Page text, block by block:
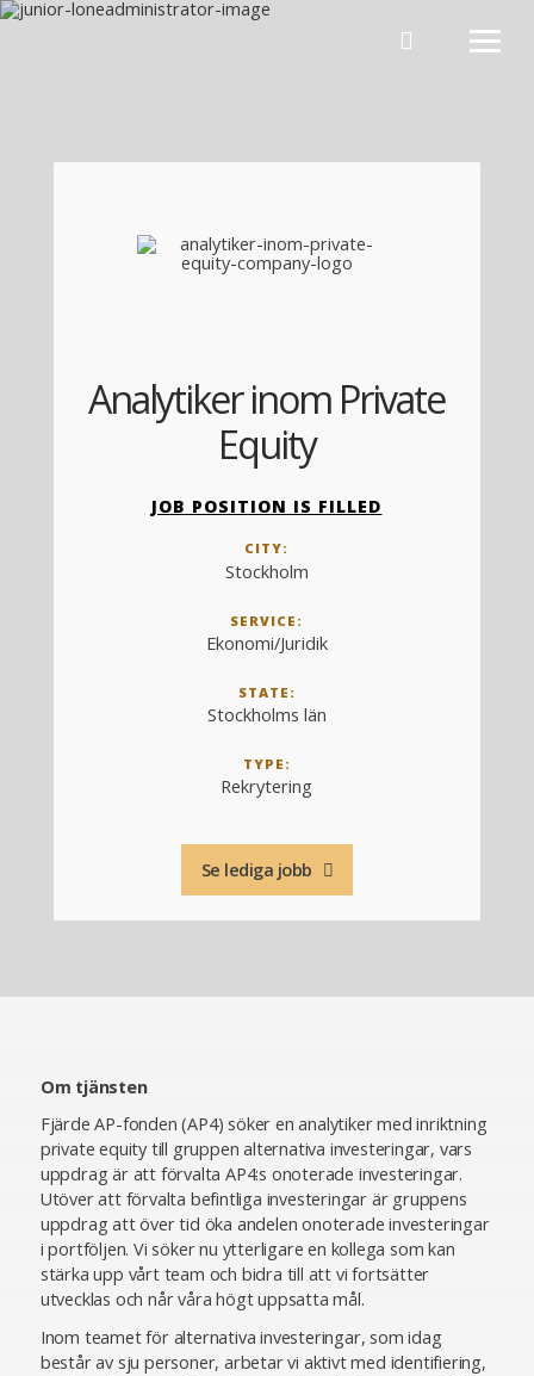
Hoppa till innehåll
JOB POSITION IS FILLED
CITY:
Stockholm
SERVICE:
Ekonomi/Juridik
STATE:
Stockholms län
TYPE:
Rekrytering
Analytiker inom Private
Equity
Se lediga jobb
Om tjänsten
Fjärde AP-fonden (AP4) söker en analytiker med inriktning
private equity till gruppen alternativa investeringar, vars
uppdrag är att förvalta AP4:s onoterade investeringar.
Utöver att förvalta befintliga investeringar är gruppens
uppdrag att över tid öka andelen onoterade investeringar
i portföljen. Vi söker nu ytterligare en kollega som kan
stärka upp vårt team och bidra till att vi fortsätter
utvecklas och når våra högt uppsatta mål.
Inom teamet för alternativa investeringar, som idag
består av sju personer, arbetar vi aktivt med identifiering,